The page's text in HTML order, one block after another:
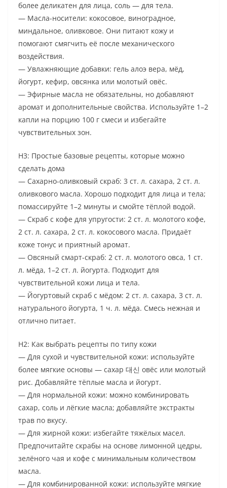
более деликатен для лица, соль — для тела.
— Масла-носители: кокосовое, виноградное,
миндальное, оливковое. Они питают кожу и
помогают смягчить её после механического
воздействия.
— Увлажняющие добавки: гель алоэ вера, мёд,
йогурт, кефир, овсянка или молотый овёс.
— Эфирные масла не обязательны, но добавляют
аромат и дополнительные свойства. Используйте 1–2
капли на порцию 100 г смеси и избегайте
чувствительных зон.
H3: Простые базовые рецепты, которые можно
сделать дома
— Сахарно-оливковый скраб: 3 ст. л. сахара, 2 ст. л.
оливкового масла. Хорошо подходит для лица и тела;
помассируйте 1–2 минуты и смойте тёплой водой.
— Скраб с кофе для упругости: 2 ст. л. молотого кофе,
2 ст. л. сахара, 2 ст. л. кокосового масла. Придаёт
коже тонус и приятный аромат.
— Овсяный смарт-скраб: 2 ст. л. молотого овса, 1 ст.
л. мёда, 1–2 ст. л. йогурта. Подходит для
чувствительной кожи лица и тела.
— Йогуртовый скраб с мёдом: 2 ст. л. сахара, 3 ст. л.
натурального йогурта, 1 ч. л. мёда. Смесь нежная и
отлично питает.
H2: Как выбрать рецепты по типу кожи
— Для сухой и чувствительной кожи: используйте
более мягкие основы — сахар 대신 овёс или молотый
рис. Добавляйте тёплые масла и йогурт.
— Для нормальной кожи: можно комбинировать
сахар, соль и лёгкие масла; добавляйте экстракты
трав по вкусу.
— Для жирной кожи: избегайте тяжёлых масел.
Предпочитайте скрабы на основе лимонной цедры,
зелёного чая и кофе с минимальным количеством
масла.
— Для комбинированной кожи: используйте мягкие